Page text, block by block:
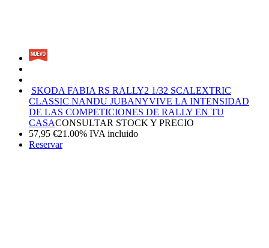
SKODA FABIA RS RALLY2 1/32 SCALEXTRIC
CLASSIC NANDU JUBANYVIVE LA INTENSIDAD
DE LAS COMPETICIONES DE RALLY EN TU
CASACONSULTAR STOCK Y PRECIO
57,95 €21.00% IVA incluido
Reservar